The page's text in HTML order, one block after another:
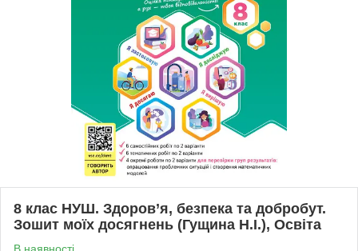
8 клас НУШ. Здоров’я, безпека та добробут.
Зошит моїх досягнень (Гущина Н.І.), Освіта
В наявності